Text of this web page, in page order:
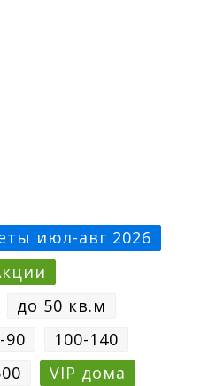
июл-авг 2026
до 50 кв.м
90
100-140
VIP дома